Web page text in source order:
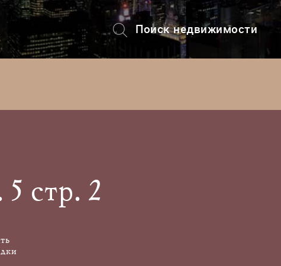
Поиск недвижимости
+7 (495) 228-82-08
стр. 2